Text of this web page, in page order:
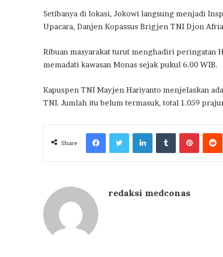
Setibanya di lokasi, Jokowi langsung menjadi
Upacara, Danjen Kopassus Brigjen TNI Djon
Ribuan masyarakat turut menghadiri peringatan
memadati kawasan Monas sejak pukul 6.00 WIB.
Kapuspen TNI Mayjen Hariyanto menjelaskan
TNI. Jumlah itu belum termasuk, total 1.059
Share
FacebookTwitterLinkedInTumblr
redaksi medconas